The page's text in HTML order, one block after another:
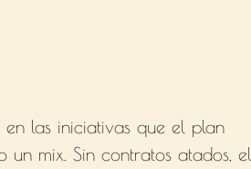
las iniciativas que el plan
un mix. Sin contratos atados, el